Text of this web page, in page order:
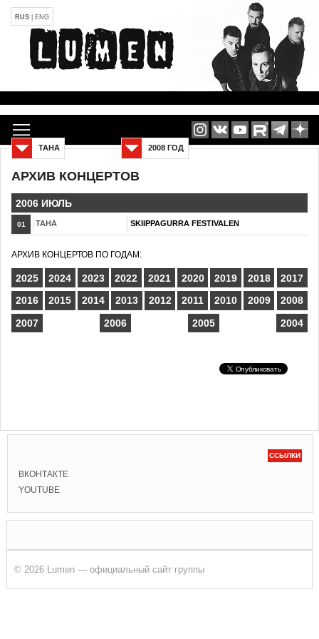
RUS ENG
АРХИВ КОНЦЕРТОВ
2008 ГОД
ТАНА
2006 ИЮЛЬ
01 ТАНА SKIIPPAGURRA FESTIVALEN
АРХИВ КОНЦЕРТОВ ПО ГОДАМ:
2025 2024 2023 2022 2021 2020 2019 2018
2017
2016
2015 2014 2013 2012 2011 2010 2009
2008
2007
2006 2005 2004
ССЫЛКИ
ВКОНТАКТЕ
YOUTUBE
© 2026 Lumen — официальный сайт группы